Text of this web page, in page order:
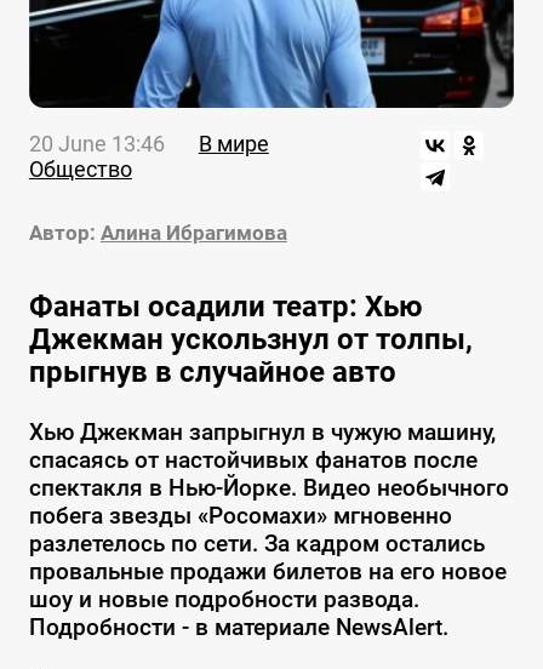
20 June 13:46
В мире
Общество
Автор: Алина Ибрагимова
Фанаты осадили театр: Хью
Джекман ускользнул от толпы,
прыгнув в случайное авто
Хью Джекман запрыгнул в чужую машину,
спасаясь от настойчивых фанатов после
спектакля в Нью-Йорке. Видео необычного
побега звезды «Росомахи» мгновенно
разлетелось по сети. За кадром остались
провальные продажи билетов на его новое
шоу и новые подробности развода.
Подробности - в материале NewsAlert.